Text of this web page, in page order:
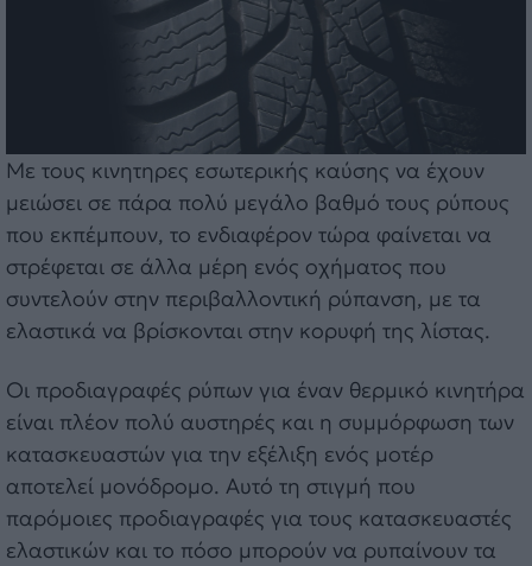
Με τους κινητηρες εσωτερικής καύσης να έχουν
μειώσει σε πάρα πολύ μεγάλο βαθμό τους ρύπους
που εκπέμπουν, το ενδιαφέρον τώρα φαίνεται να
στρέφεται σε άλλα μέρη ενός οχήματος που
συντελούν στην περιβαλλοντική ρύπανση, με τα
ελαστικά να βρίσκονται στην κορυφή της λίστας.
Οι προδιαγραφές ρύπων για έναν θερμικό κινητήρα
είναι πλέον πολύ αυστηρές και η συμμόρφωση των
κατασκευαστών για την εξέλιξη ενός μοτέρ
αποτελεί μονόδρομο. Αυτό τη στιγμή που
παρόμοιες προδιαγραφές για τους κατασκευαστές
ελαστικών και το πόσο μπορούν να ρυπαίνουν τα